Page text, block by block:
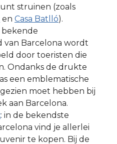
struinen (zoals
en Casa Batlló).
bekende
van Barcelona wordt
door toeristen die
Ondanks de drukte
een emblematische
moet hebben bij
aan Barcelona.
: in de bekendste
vind je allerlei
te kopen. Bij de